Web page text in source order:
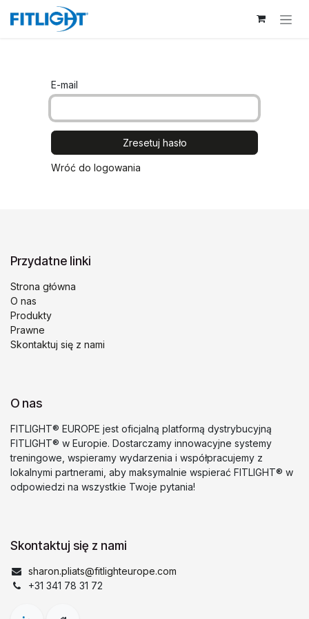
Skip to Content
E-mail
Zresetuj hasło
Wróć do logowania
Przydatne linki
Strona główna
O nas
Produkty
Prawne
Skontaktuj się z nami
O nas
FITLIGHT® EUROPE jest oficjalną platformą dystrybucyjną
FITLIGHT® w Europie. Dostarczamy innowacyjne systemy
treningowe, wspieramy wydarzenia i współpracujemy z
lokalnymi partnerami, aby maksymalnie wspierać FITLIGHT® w
odpowiedzi na wszystkie Twoje pytania!
Skontaktuj się z nami
sharon.pliats@fitlighteurope.com
+31 341 78 31 72